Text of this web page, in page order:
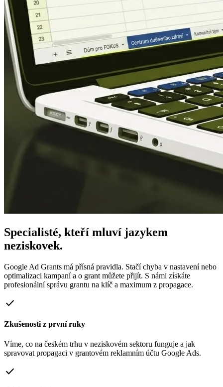
Specialisté, kteří mluví jazykem
neziskovek.
Google Ad Grants má přísná pravidla. Stačí chyba v nastavení nebo
optimalizaci kampaní a o grant můžete přijít. S námi získáte
profesionální správu grantu na klíč a maximum z propagace.
check
Zkušenosti z první ruky
Víme, co na českém trhu v neziskovém sektoru funguje a jak
spravovat propagaci v grantovém reklamním účtu Google Ads.
check